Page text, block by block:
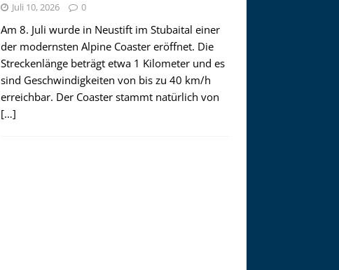
Juli 10, 2026 0
Am 8. Juli wurde in Neustift im Stubaital einer
der modernsten Alpine Coaster eröffnet. Die
Streckenlänge beträgt etwa 1 Kilometer und es
sind Geschwindigkeiten von bis zu 40 km/h
erreichbar. Der Coaster stammt natürlich von
[…]